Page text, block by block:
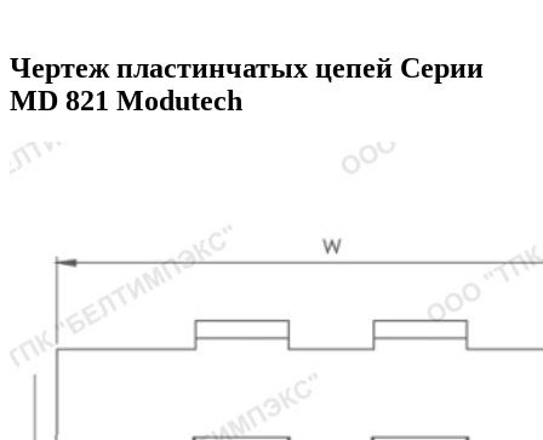
Чертеж пластинчатых цепей Серии
MD 821 Modutech